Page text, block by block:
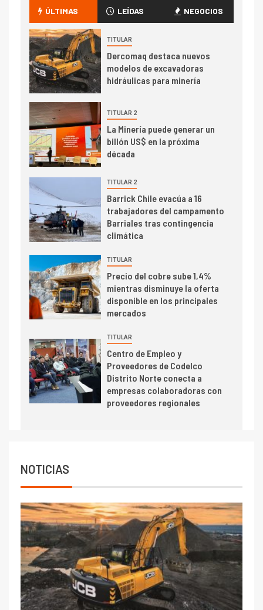
crecimiento regional: Banco
Central reporta resultados
trimestre
4 I+D
Informe bimensual de
Cochilco: precio del cobre
5
Estudio revela cómo el precio
del cobre y educación superior
I+D
BHP proyecta producción de
cobre cercana a 2 millones de
toneladas tras récord en
7
Codelco reporta Ebitda de US$
6.670 millones y mejora sus
indicadores financieros
ÚLTIMAS LEÍDAS NEGOCIOS
TITULAR
Dercomaq destaca nuevos
modelos de excavadoras
hidráulicas para minería
TITULAR 2
La Minería puede generar un
billón US$ en la próxima
década
TITULAR 2
Barrick Chile evacúa a 16
trabajadores del campamento
Barriales tras contingencia
climática
TITULAR
Precio del cobre sube 1,4%
mientras disminuye la oferta
disponible en los principales
mercados
TITULAR
Centro de Empleo y
Proveedores de Codelco
Distrito Norte conecta a
empresas colaboradoras con
proveedores regionales
NOTICIAS